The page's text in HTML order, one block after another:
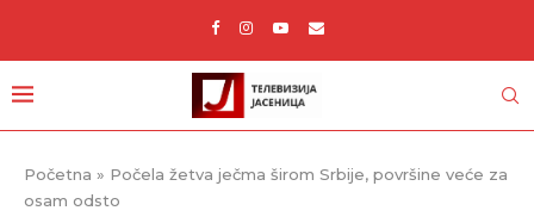
Početna » Počela žetva ječma širom Srbije, površine veće za
osam odsto